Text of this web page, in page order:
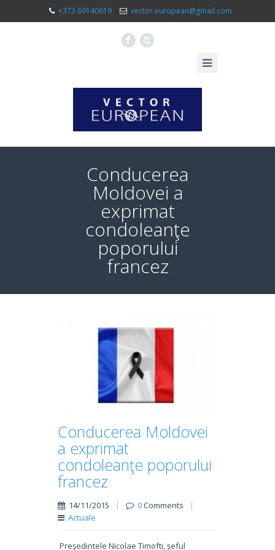
+373 69140619 vector.european@gmail.com
F X
Conducerea
Moldovei a
exprimat
condoleanţe
poporului
francez
Conducerea Moldovei
a exprimat
condoleanţe poporului
francez
14/11/2015 | 0Comments
|
Actuale
Preşedintele Nicolae Timofti, şeful